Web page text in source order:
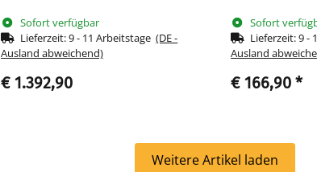
210495
Sofort verfügbar
Lieferzeit:9 - 11 Arbeitstage(DE -
Ausland abweichend)
€ 1.392,90
Sofort
Lieferzeit:9 -
Ausland
€ 166,90 *
Weitere Artikel laden